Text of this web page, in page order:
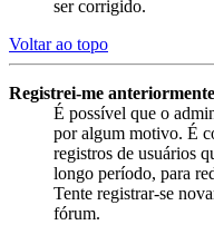
ser corrigido.
Voltar ao topo
Registrei-me
É possível que o
por algum motivo. É
registros de usuários
longo período, para
Tente registrar-se
fórum.